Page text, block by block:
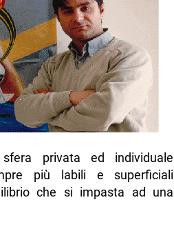
privata ed individuale
più labili e superficiali
che si impasta ad una